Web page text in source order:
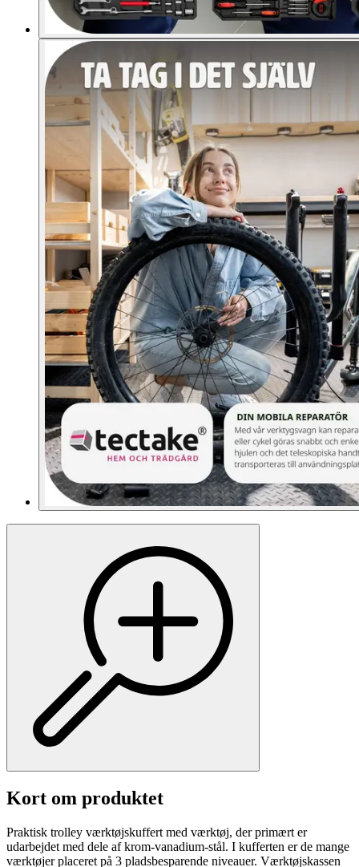
Kort om produktet
Praktisk trolley værktøjskuffert med værktøj, der primært er
udarbejdet med dele af krom-vanadium-stål. I kufferten er de mange
værktøjer placeret på 3 pladsbesparende niveauer. Værktøjskassen